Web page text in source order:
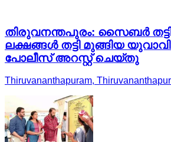
തിരുവനന്തപുരം: സൈബർ
ലക്ഷങ്ങൾ തട്ടി മുങ്ങിയ
പോലീസ് അറസ്റ്റ് ചെയ്തു
Thiruvananthapuram,